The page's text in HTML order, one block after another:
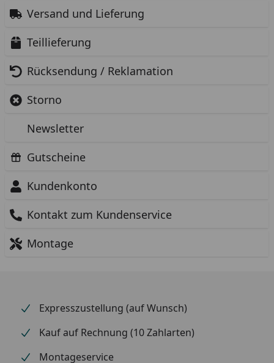
Versand und Lieferung
Teillieferung
Rücksendung / Reklamation
Storno
Newsletter
Gutscheine
Kundenkonto
Kontakt zum Kundenservice
Montage
Expresszustellung (auf Wunsch)
Kauf auf Rechnung (10 Zahlarten)
Montageservice